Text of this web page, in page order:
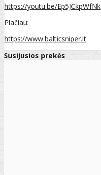
https://youtu.be/Ep5JCkpWfNk
Plačiau:
https://www.balticsniper.lt
Susijusios prekės